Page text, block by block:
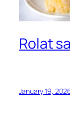
Rolat
January 19,